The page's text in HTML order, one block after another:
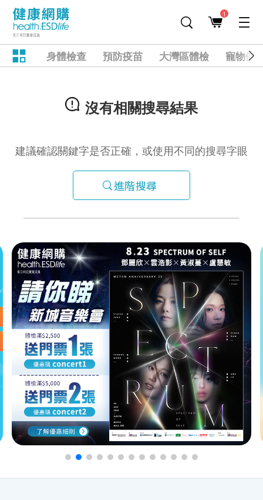
1
身體檢查 預防疫苗 大灣區體檢 寵物健
沒有相關搜尋結果
建議確認關鍵字是否正確，或使用不同的搜尋字眼
進階搜尋